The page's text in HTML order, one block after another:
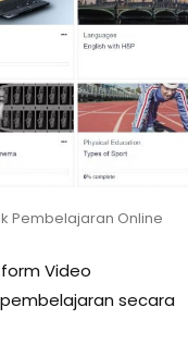
Pembelajaran Online
Video
secara